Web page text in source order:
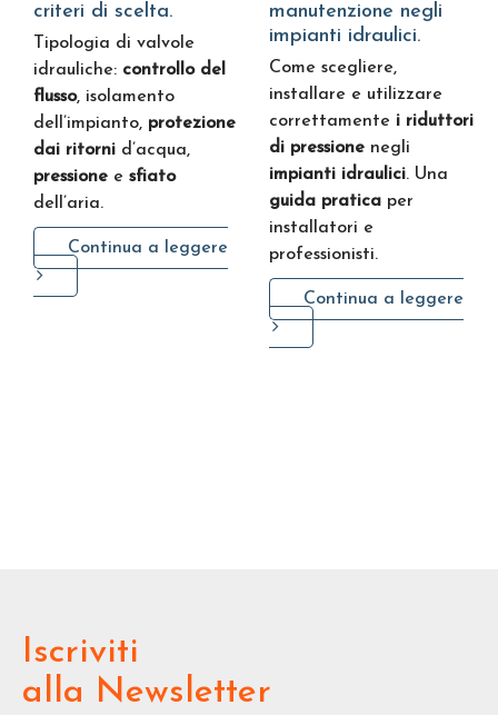
criteri di scelta.
Tipologia di valvole
idrauliche: controllo del
flusso, isolamento
dell’impianto, protezione
dai ritorni d’acqua,
pressione e sfiato
dell’aria.
Continua a leggere
manutenzione negli
impianti idraulici.
Come scegliere,
installare e utilizzare
correttamente i riduttori
di pressione negli
impianti idraulici. Una
guida pratica per
installatori e
professionisti.
Continua a leggere
Iscriviti
alla Newsletter